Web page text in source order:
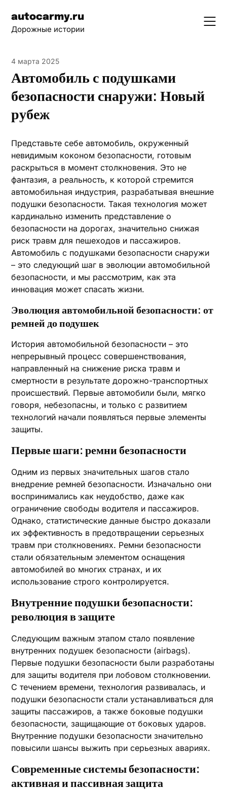
content
autocarmy.ru
Дорожные истории
4 марта 2025
Автомобиль с подушками
безопасности снаружи: Новый
рубеж
Представьте себе автомобиль, окруженный
невидимым коконом безопасности, готовым
раскрыться в момент столкновения. Это не
фантазия, а реальность, к которой стремится
автомобильная индустрия, разрабатывая внешние
подушки безопасности. Такая технология может
кардинально изменить представление о
безопасности на дорогах, значительно снижая
риск травм для пешеходов и пассажиров.
Автомобиль с подушками безопасности снаружи
– это следующий шаг в эволюции автомобильной
безопасности, и мы рассмотрим, как эта
инновация может спасать жизни.
Эволюция автомобильной безопасности: от
ремней до подушек
История автомобильной безопасности – это
непрерывный процесс совершенствования,
направленный на снижение риска травм и
смертности в результате дорожно-транспортных
происшествий. Первые автомобили были, мягко
говоря, небезопасны, и только с развитием
технологий начали появляться первые элементы
защиты.
Первые шаги: ремни безопасности
Одним из первых значительных шагов стало
внедрение ремней безопасности. Изначально они
воспринимались как неудобство, даже как
ограничение свободы водителя и пассажиров.
Однако, статистические данные быстро доказали
их эффективность в предотвращении серьезных
травм при столкновениях. Ремни безопасности
стали обязательным элементом оснащения
автомобилей во многих странах, и их
использование строго контролируется.
Внутренние подушки безопасности:
революция в защите
Следующим важным этапом стало появление
внутренних подушек безопасности (airbags).
Первые подушки безопасности были разработаны
для защиты водителя при лобовом столкновении.
С течением времени, технология развивалась, и
подушки безопасности стали устанавливаться для
защиты пассажиров, а также боковые подушки
безопасности, защищающие от боковых ударов.
Внутренние подушки безопасности значительно
повысили шансы выжить при серьезных авариях.
Современные системы безопасности:
активная и пассивная защита